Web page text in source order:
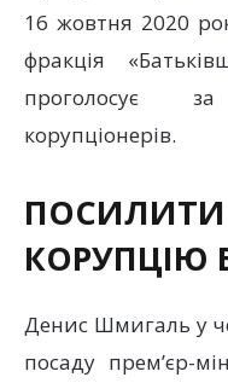
16 жовтня 2020
фракція
проголосує
корупціонерів.
КОРУПЦІЮ
Денис Шмигаль у
посаду прем’єр-